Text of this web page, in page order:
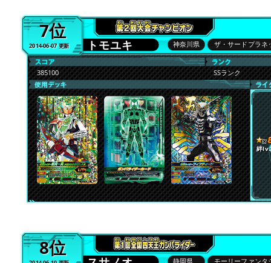
7位
2014-06-07 更新 トモユキ 神奈川県 ザ・サードプラネ
385100 SSランク
絆
8位
静岡県 モーリーファンタ